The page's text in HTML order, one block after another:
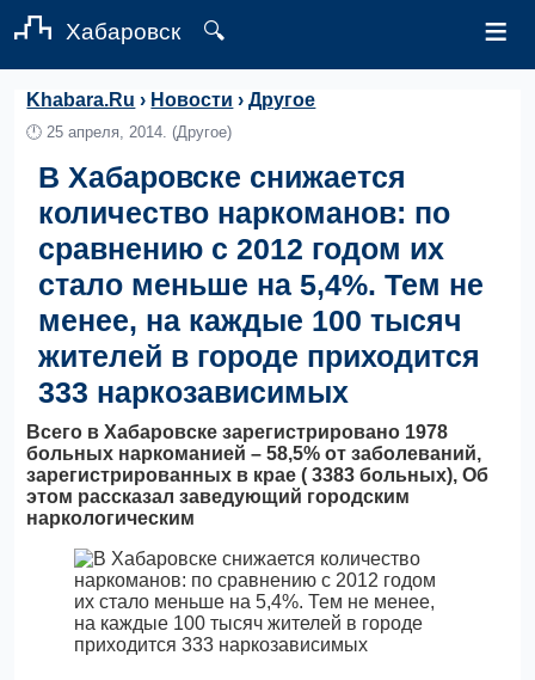
Хабаровск 🔍 ≡
Khabara.Ru › Новости ›Другое
🕛25 апреля, 2014. (Другое)
В Хабаровске снижается
количество наркоманов: по
сравнению с 2012 годом их
стало меньше на 5,4%. Тем не
менее, на каждые 100 тысяч
жителей в городе приходится
333 наркозависимых
Всего в Хабаровске зарегистрировано 1978
больных наркоманией – 58,5% от заболеваний,
зарегистрированных в крае ( 3383 больных), Об
этом рассказал заведующий городским
наркологическим